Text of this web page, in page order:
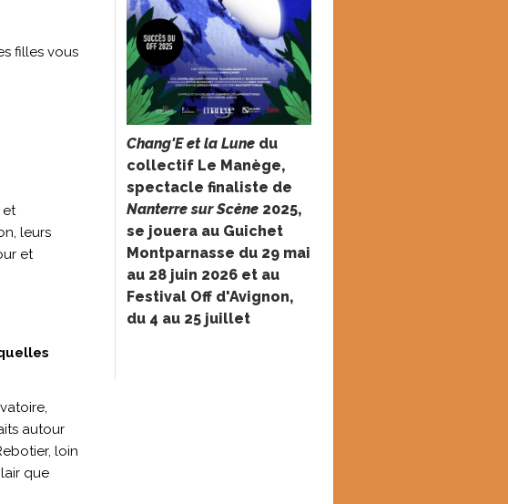
filles vous
et
leurs
et
autour
loin
que
Chang'E et la Lune du
collectif Le Manège,
spectacle finaliste de
Nanterre sur Scène 2025,
se jouera au Guichet
Montparnasse du 29 mai
au 28 juin 2026 et au
Festival Off d'Avignon,
du 4 au 25 juillet